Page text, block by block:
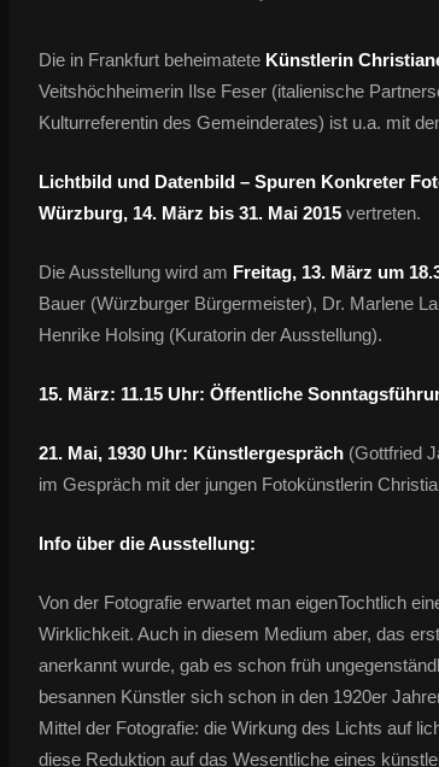
Die in Frankfurt beheimatete Künstlerin
Veitshöchheimerin Ilse Feser (italienische
Kulturreferentin des Gemeinderates) ist u.a. mit
Lichtbild und Datenbild – Spuren Konkreter
Würzburg, 14. März bis 31. Mai 2015 vertreten.
Die Ausstellung wird am Freitag, 13. März um
Bauer (Würzburger Bürgermeister), Dr. Marlene
Henrike Holsing (Kuratorin der Ausstellung).
15. März: 11.15 Uhr: Öffentliche
21. Mai, 1930 Uhr: Künstlergespräch (Gottfried
im Gespräch mit der jungen Fotokünstlerin
Info über die Ausstellung:
Von der Fotografie erwartet man eigenTochtlich
Wirklichkeit. Auch in diesem Medium aber, das
anerkannt wurde, gab es schon früh
besannen Künstler sich schon in den 1920er
Mittel der Fotografie: die Wirkung des Lichts auf
diese Reduktion auf das Wesentliche eines